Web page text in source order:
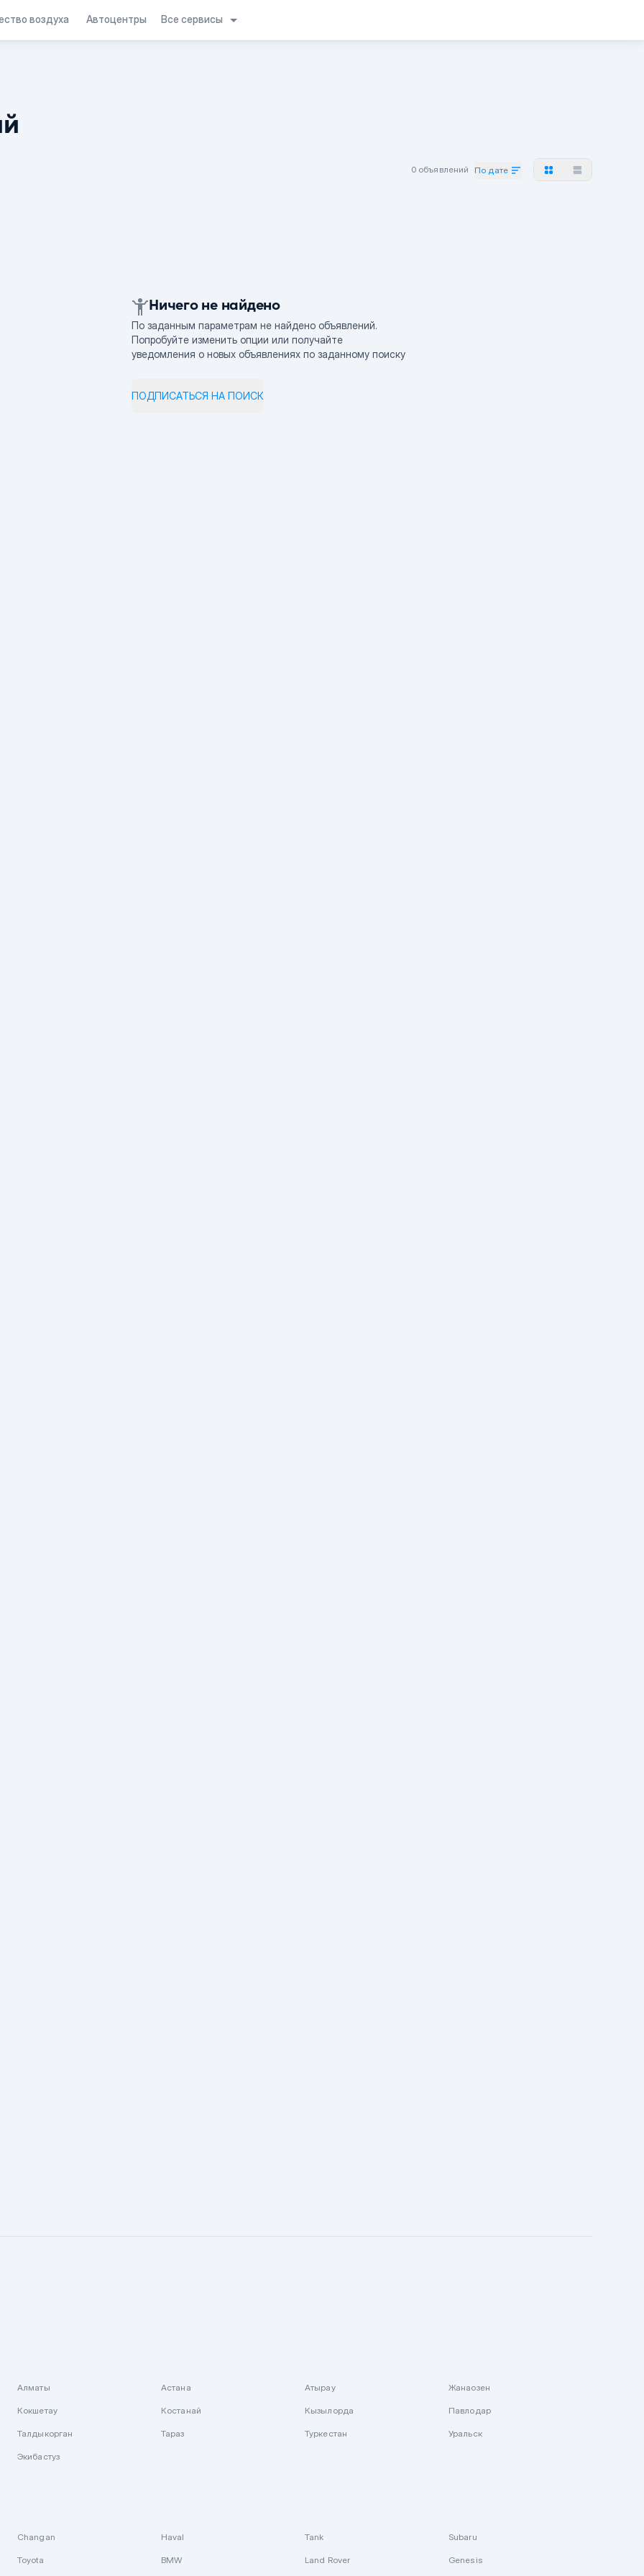
воздуха Автоцентры Все сервисы
0 объявлений По дате
Ничего не найдено
По заданным параметрам не найдено объявлений.
Попробуйте изменить опции или получайте
уведомления о новых объявлениях по заданному поиску
ПОДПИСАТЬСЯ НА ПОИСК
Алматы Астана Атырау Жанаозен
Кокшетау Костанай Кызылорда Павлодар
Талдыкорган Тараз Туркестан Уральск
Экибастуз
Changan Haval Tank Subaru
Toyota BMW Land Rover Genesis